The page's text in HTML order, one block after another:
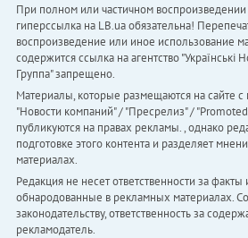
При полном или частичном
гиперссылка на LB.ua обязательна!
воспроизведение или иное использование
содержится ссылка на агентство "Українськi
Группа" запрещено.
Материалы, которые размещаются на сайте с
"Новости компаний" / "Пресрелиз" /
публикуются на правах рекламы. , однако
подготовке этого контента и разделяет
материалах.
Редакция не несет ответственности за
обнародованные в рекламных материалах.
законодательству, ответственность за
рекламодатель.